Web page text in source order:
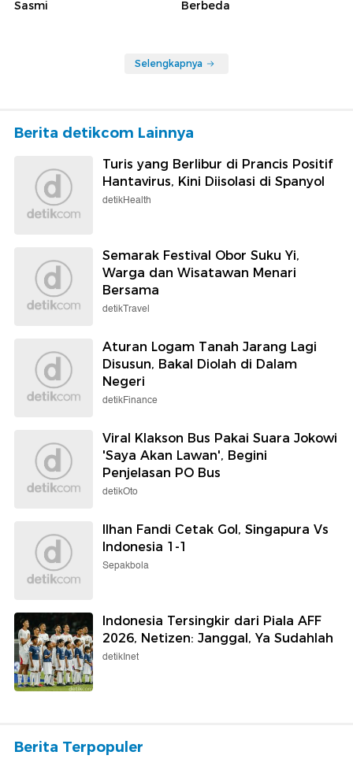
Sasmi
Berbeda
Selengkapnya
Berita detikcom Lainnya
Turis yang Berlibur di Prancis Positif
Hantavirus, Kini Diisolasi di Spanyol
detikHealth
Semarak Festival Obor Suku Yi,
Warga dan Wisatawan Menari
Bersama
detikTravel
Aturan Logam Tanah Jarang Lagi
Disusun, Bakal Diolah di Dalam
Negeri
detikFinance
Viral Klakson Bus Pakai Suara Jokowi
'Saya Akan Lawan', Begini
Penjelasan PO Bus
detikOto
Ilhan Fandi Cetak Gol, Singapura Vs
Indonesia 1-1
Sepakbola
Indonesia Tersingkir dari Piala AFF
2026, Netizen: Janggal, Ya Sudahlah
detikInet
Berita Terpopuler